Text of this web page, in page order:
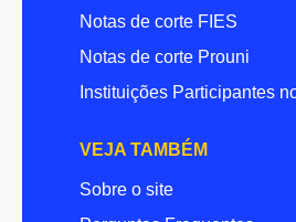
Notas de corte FIES
Notas de corte Prouni
Instituições Participantes
VEJA TAMBÉM
Sobre o site